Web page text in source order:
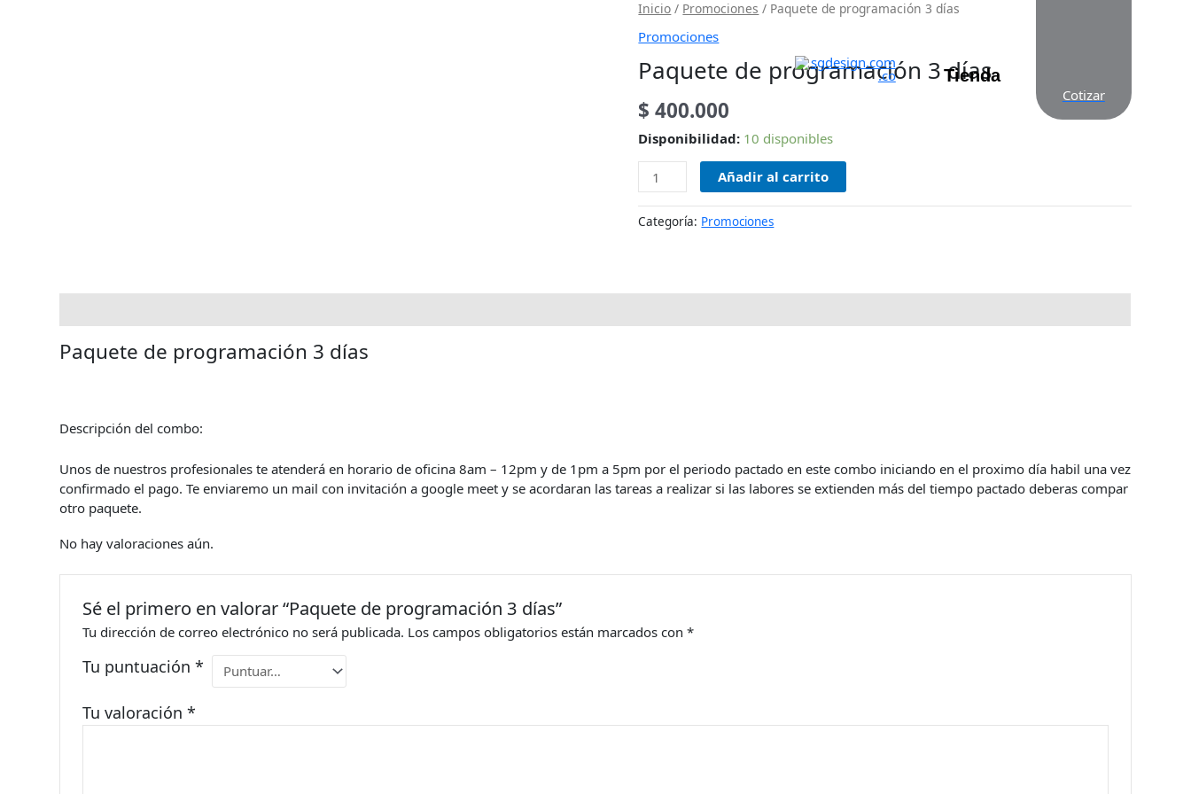
Tienda
Cotizar
Inicio / Promociones / Paquete de programación 3 días
Promociones
Paquete de programación 3 días
$ 400.000
Disponibilidad: 10 disponibles
Paquete
de
programación
3
cantidad
Añadir al carrito
Categoría: Promociones
Paquete de programación 3 días
Descripción del combo:
Unos de nuestros profesionales te atenderá en horariode oficina 8am – 12pm y de 1pm a 5pm por el periodo pactado en este combo iniciando en el proximo día habil una vez
confirmado el pago. Te enviaremo un mail con invitación a google meet y se acordaran las tareas a realizarsi las labores se extienden más del tiempo pactado deberas compar
otro paquete.
No hay valoraciones aún.
Sé el primero en valorar “Paquete de programación 3 días”
Tu dirección de correo electrónico no será publicada. Los campos obligatorios están marcados con*
Tu puntuación*
Tu valoración*